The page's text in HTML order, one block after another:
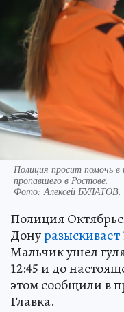
Полиция просит помочь в
пропавшего в Ростове.
Фото:Алексей БУЛАТОВ.
Полиция
Донуразыскивает
Мальчик ушел
12:45 и до
этом сообщили в
Главка.